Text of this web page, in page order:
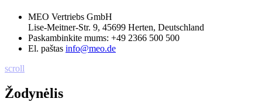
MEO Vertriebs GmbH
Lise-Meitner-Str. 9, 45699 Herten, Deutschland
Paskambinkite mums: +49 2366 500 500
El. paštas info@meo.de
scroll
Žodynėlis